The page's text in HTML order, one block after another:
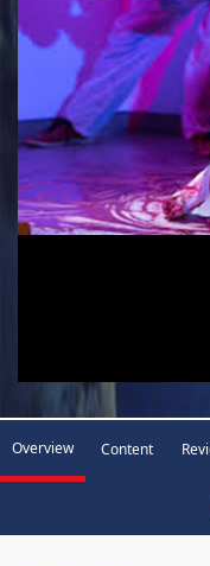
Overview Content